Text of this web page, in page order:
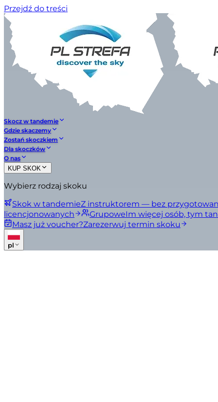
Przejdź do treści
Skocz w tandemie
Gdzie skaczemy
Zostań skoczkiem
Dla skoczków
O nas
KUP SKOK
Wybierz rodzaj skoku
Skok w tandemieZ instruktorem — bez
licencjonowanych
GrupoweIm więcej osób, tym
Masz już voucher?Zarezerwuj termin skoku
pl